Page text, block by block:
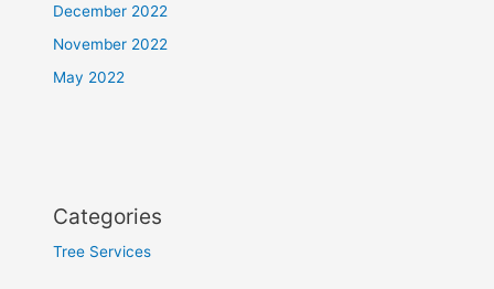
December 2022
November 2022
May 2022
Categories
Tree Services